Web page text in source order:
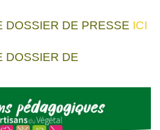
DOSSIER DE PRESSE ICI
DOSSIER DE